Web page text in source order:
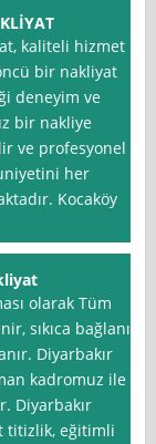
kaliteli hizmet
bir nakliyat
deneyim ve
bir nakliye
ve profesyonel
her
Kocaköy
olarak Tüm
sıkıca bağlanır
Diyarbakır
kadromuz ile
Diyarbakır
titizlik, eğitimli